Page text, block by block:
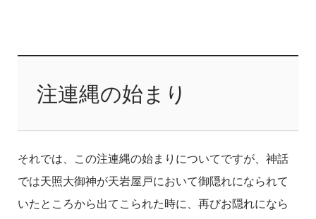
注連縄の始まり
それでは、この注連縄の始まりについてですが、神話
では天照大御神が天岩屋戸において御隠れになられて
いたところから出てこられた時に、再びお隠れになら